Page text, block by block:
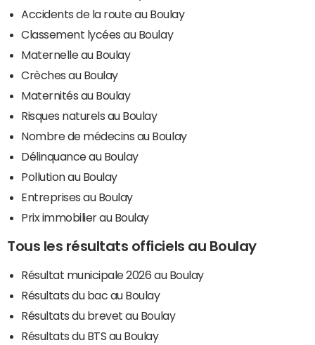
Accidents de la route au Boulay
Classement lycées au Boulay
Maternelle au Boulay
Crèches au Boulay
Maternités au Boulay
Risques naturels au Boulay
Nombre de médecins au Boulay
Délinquance au Boulay
Pollution au Boulay
Entreprises au Boulay
Prix immobilier au Boulay
Tous les résultats officiels au Boulay
Résultat municipale 2026 au Boulay
Résultats du bac au Boulay
Résultats du brevet au Boulay
Résultats du BTS au Boulay